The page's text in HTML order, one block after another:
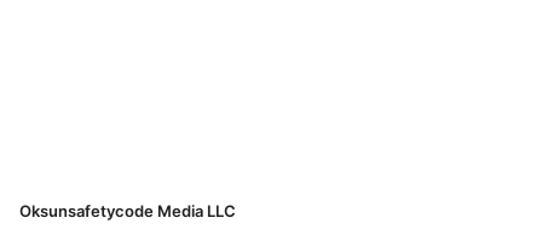
Oksunsafetycode Media LLC